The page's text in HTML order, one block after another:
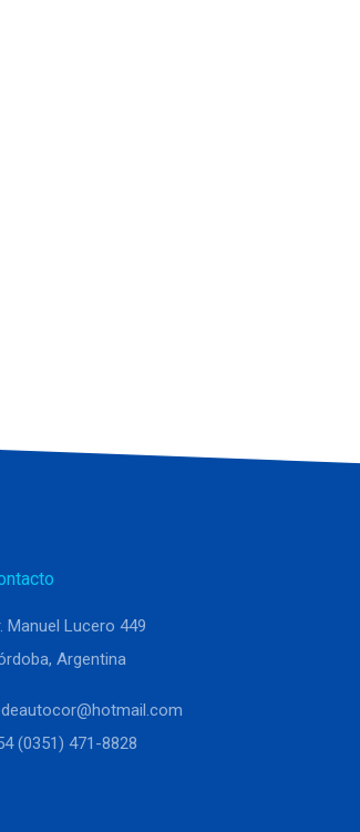
Manuel Lucero 449
Argentina
(0351) 471-8828